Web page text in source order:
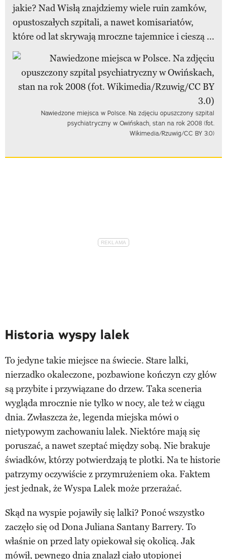
jakie? Nad Wisłą znajdziemy wiele ruin zamków,
opustoszałych szpitali, a nawet komisariatów,
które od lat skrywają mroczne tajemnice i cieszą ...
Nawiedzone miejsca w Polsce. Na zdjęciu opuszczony szpital
psychiatryczny w Owińskach, stan na rok 2008 (fot.
Wikimedia/Rzuwig/CC BY 3.0)
Historia wyspy lalek
To jedyne takie miejsce na świecie. Stare lalki,
nierzadko okaleczone, pozbawione kończyn czy głów
są przybite i przywiązane do drzew. Taka sceneria
wygląda mrocznie nie tylko w nocy, ale też w ciągu
dnia. Zwłaszcza że, legenda miejska mówi o
nietypowym zachowaniu lalek. Niektóre mają się
poruszać, a nawet szeptać między sobą. Nie brakuje
świadków, którzy potwierdzają te plotki. Na te historie
patrzymy oczywiście z przymrużeniem oka. Faktem
jest jednak, że Wyspa Lalek może przerażać.
Skąd na wyspie pojawiły się lalki? Ponoć wszystko
zaczęło się od Dona Juliana Santany Barrery. To
właśnie on przed laty opiekował się okolicą. Jak
mówił, pewnego dnia znalazł ciało utopionej